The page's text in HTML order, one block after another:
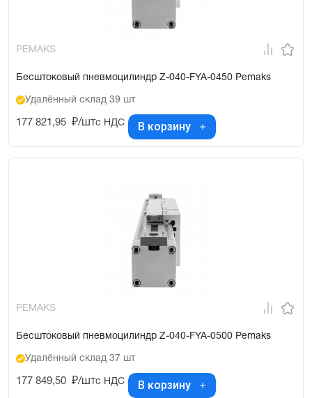
PEMAKS
Бесштоковый пневмоцилиндр Z-040-FYA-0450 Pemaks
Удалённый склад 39 шт
177 821,95 ₽/штс НДС В корзину
PEMAKS
Бесштоковый пневмоцилиндр Z-040-FYA-0500 Pemaks
Удалённый склад 37 шт
177 849,50 ₽/штс НДС В корзину